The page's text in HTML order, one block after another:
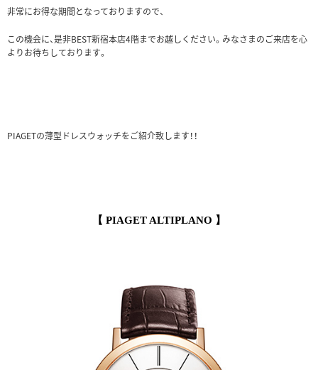
非常にお得な期間となっておりますので、
この機会に、是非BEST新宿本店4階までお越しください。みなさまのご来店を心
よりお待ちしております。
PIAGETの薄型ドレスウォッチをご紹介致します！！
【 PIAGET ALTIPLANO 】